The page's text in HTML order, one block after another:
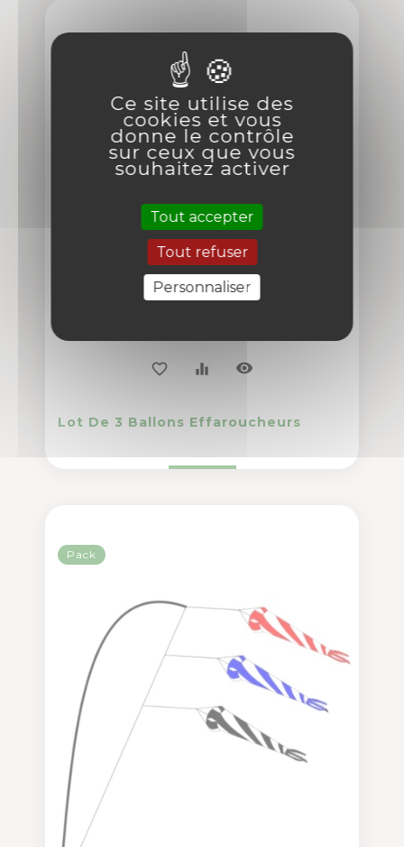
favorite_border equalizer visibility
Lot De 3 Ballons Effaroucheurs
Pack
Ce site utilise des
cookies et vous
donne le contrôle
sur ceux que vous
souhaitez activer
Tout accepter
Tout refuser
Personnaliser